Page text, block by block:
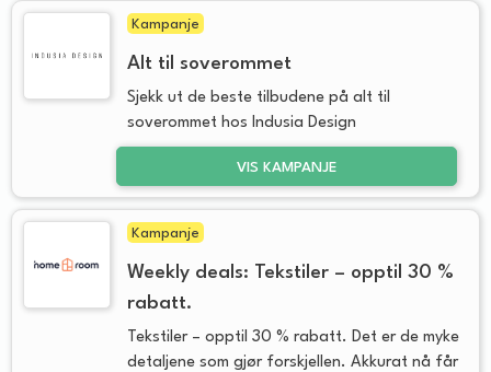
Kampanje
Alt til soverommet
Sjekk ut de beste tilbudene på alt til
soverommet hos Indusia Design
VIS KAMPANJE
Kampanje
Weekly deals: Tekstiler – opptil 30 %
rabatt.
Tekstiler – opptil 30 % rabatt. Det er de myke
detaljene som gjør forskjellen. Akkurat nå får